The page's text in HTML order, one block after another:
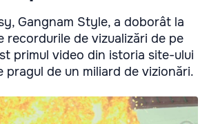
Gangnam Style, a doborât la
recordurile de vizualizări de pe
primul video din istoria site-ului
pragul de un miliard de vizionări.